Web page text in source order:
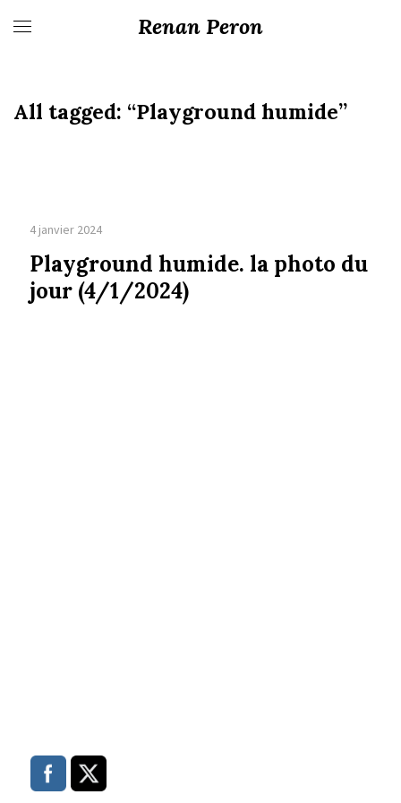
Renan Peron
All tagged: “Playground humide”
4 janvier 2024
Playground humide. la photo du
jour (4/1/2024)